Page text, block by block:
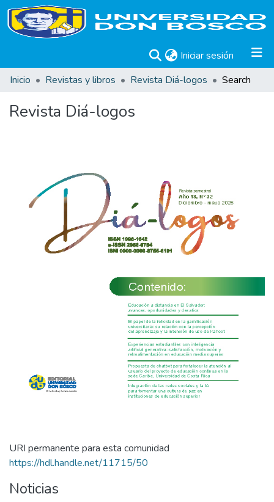
Iniciar sesión (current)
Inicio
Revistas y libros Revista Diá-logos Search
Revista Diá-logos
URI permanente para esta comunidad
https://hdl.handle.net/11715/50
Noticias